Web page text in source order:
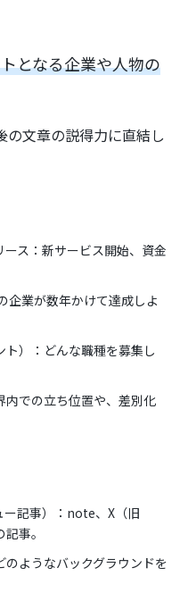
となる企業や人物の
の文章の説得力に直結し
ス：新サービス開始、資金
企業が数年かけて達成しよ
）：どんな職種を募集し
内での立ち位置や、差別化
ー記事）：note、X（旧
事。
ようなバックグラウンドを